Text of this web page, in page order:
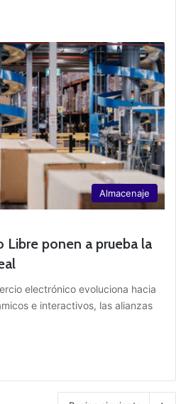
Almacenaje
ponen a prueba la
electrónico evoluciona hacia
e interactivos, las alianzas